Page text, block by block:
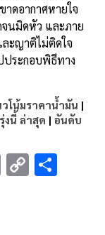
ดอากาศหายใจ
จนมิดหัว และภาย
ะญาติไม่ติดใจ
ประกอบพิธีทาง
โน้มราคาน้ำมัน |
งนี้ ล่าสุด | อันดับ
E C